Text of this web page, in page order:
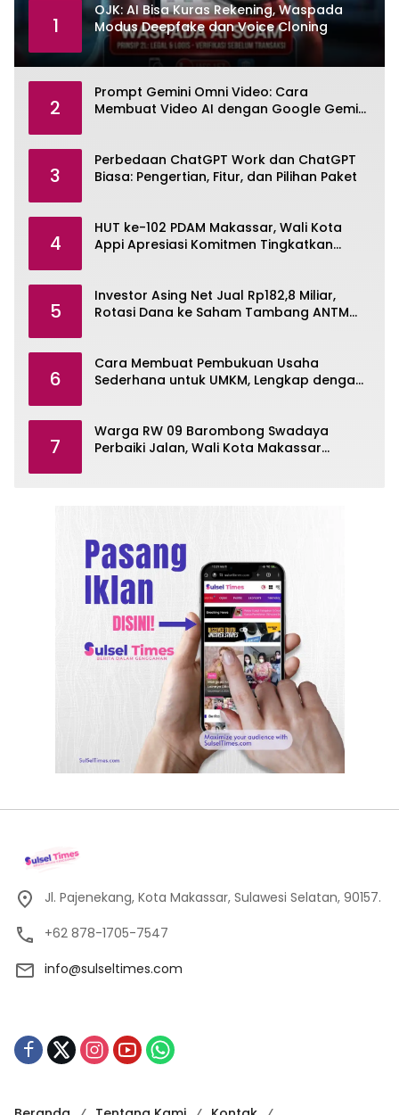
1
OJK: AI Bisa Kuras Rekening, Waspada
Modus Deepfake dan Voice Cloning
2
Prompt Gemini Omni Video: Cara
Membuat Video AI dengan Google Gemini
3
Perbedaan ChatGPT Work dan ChatGPT
Biasa: Pengertian, Fitur, dan Pilihan Paket
4
HUT ke-102 PDAM Makassar, Wali Kota
Appi Apresiasi Komitmen Tingkatkan
5
Investor Asing Net Jual Rp182,8 Miliar,
Rotasi Dana ke Saham Tambang ANTM
6
Cara Membuat Pembukuan Usaha
Sederhana untuk UMKM, Lengkap dengan
7
Warga RW 09 Barombong Swadaya
Perbaiki Jalan, Wali Kota Makassar
Jl. Pajenekang, Kota Makassar, Sulawesi Selatan, 90157.
+62 878-1705-7547
info@sulseltimes.com